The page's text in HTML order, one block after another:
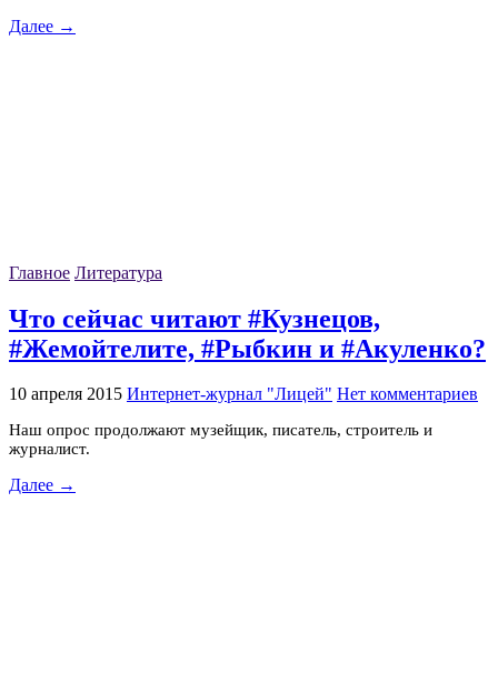
Далее →
Главное Литература
Что сейчас читают #Кузнецов,
#Жемойтелите, #Рыбкин и #Акуленко?
10 апреля 2015 Интернет-журнал "Лицей" Нет комментариев
Наш опрос продолжают музейщик, писатель, строитель и
журналист.
Далее →